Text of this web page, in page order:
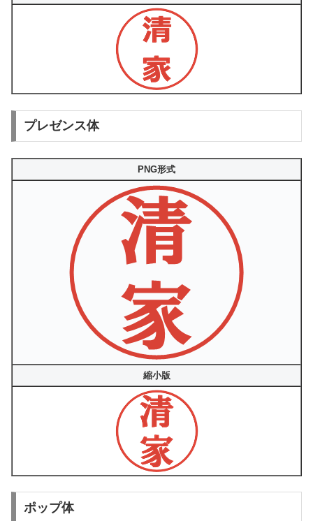
プレゼンス体
PNG形式
縮小版
ポップ体